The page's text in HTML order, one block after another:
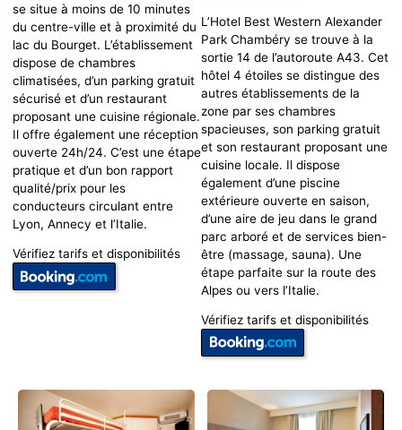
se situe à moins de 10 minutes
du centre-ville et à proximité du
lac du Bourget. L’établissement
dispose de chambres
climatisées, d’un parking gratuit
sécurisé et d’un restaurant
proposant une cuisine régionale.
Il offre également une réception
ouverte 24h/24. C’est une étape
pratique et d’un bon rapport
qualité/prix pour les
conducteurs circulant entre
Lyon, Annecy et l’Italie.
Vérifiez tarifs et disponibilités
L’Hotel Best Western Alexander
Park Chambéry se trouve à la
sortie 14 de l’autoroute A43. Cet
hôtel 4 étoiles se distingue des
autres établissements de la
zone par ses chambres
spacieuses, son parking gratuit
et son restaurant proposant une
cuisine locale. Il dispose
également d’une piscine
extérieure ouverte en saison,
d’une aire de jeu dans le grand
parc arboré et de services bien-
être (massage, sauna). Une
étape parfaite sur la route des
Alpes ou vers l’Italie.
Vérifiez tarifs et disponibilités